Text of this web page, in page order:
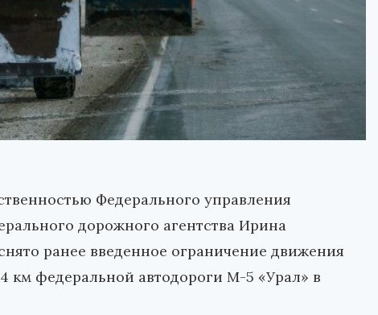
Федерального управления
дорожного агентства Ирина
ранее введенное ограничение движения
км федеральной автодороги М-5 «Урал» в